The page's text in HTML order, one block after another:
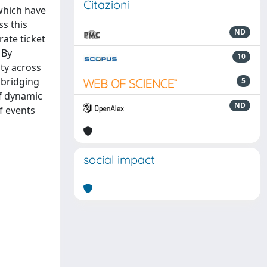
have
this
ticket
across
dynamic
events
Citazioni
ND
10
5
ND
social impact